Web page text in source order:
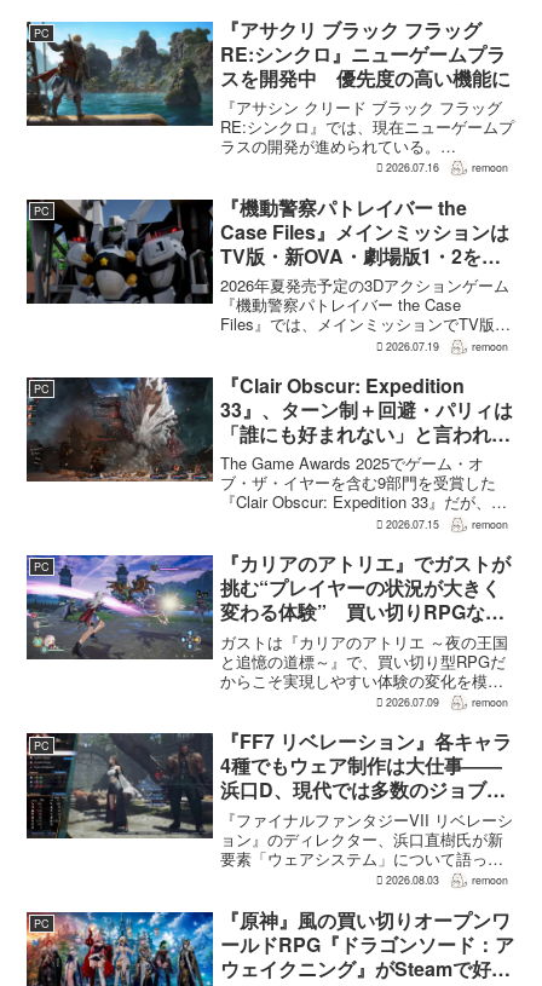
何度も挑戦すれば先へ進める...
PC
『アサクリ ブラック フラッグ
RE:シンクロ』ニューゲームプラ
スを開発中 優先度の高い機能に
『アサシン クリード ブラック フラッグ
RE:シンクロ』では、現在ニューゲームプ
ラスの開発が進められている。
GamesRadar+によると、ゲームディレク
JorRaptor氏による...
2026.07.16 remoon
PC
『機動警察パトレイバー the
Case Files』メインミッションは
TV版・新OVA・劇場版1・2をカ
バー。零式とヘルハウンドを動か
すため“アナザーサイドミッショ
ン”を実装
2026年夏発売予定の3Dアクションゲーム
『機動警察パトレイバー the Case
Files』では、メインミッションでTV版、
新OVA、劇場版第1作・第2作の範囲をカ
ーを務めるグッドスマイルカンパニー
の...
2026.07.19 remoon
PC
『Clair Obscur: Expedition
33』、ターン制＋回避・パリィは
「誰にも好まれない」と言われて
いた 開発陣は実際に遊んだ面白
さを優先
The Game Awards 2025でゲーム・オ
ブ・ザ・イヤーを含む9部門を受賞した
『Clair Obscur: Expedition 33』だが、タ
ーン制バトルに回避やパリィを組み合わ
い」と何度も言...
2026.07.15 remoon
PC
『カリアのアトリエ』でガストが
挑む“プレイヤーの状況が大きく
変わる体験” 買い切りRPGなら
ではの変化とは
ガストは『カリアのアトリエ ～夜の王国
と追憶の道標～』で、買い切り型RPGだ
からこそ実現しやすい体験の変化を模索
している。大型の運営型ゲームが継続的
かで、同社はキャラクターやビジュアル
の魅力だけでなく、ゲ...
2026.07.09 remoon
PC
『FF7 リベレーション』各キャラ
4種でもウェア制作は大仕事――
浜口D、現代では多数のジョブを
1作に盛り込むのは極めて困難と
説明
『ファイナルファンタジーVII リベレーシ
ョン』のディレクター、浜口直樹氏が新
要素「ウェアシステム」について語っ
た。本作では8人のパーティキャラクター
が、キャラクター数が多いため、作業量
はかなりのものにな...
2026.08.03 remoon
PC
『原神』風の買い切りオープンワ
ールドRPG『ドラゴンソード：ア
ウェイクニング』がSteamで好発